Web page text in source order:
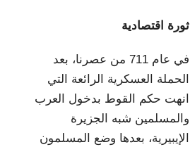
ثورة اقتصادية
في عام 711 من عصرنا، بعد
الحملة العسكرية الرائعة التي
انهت حكم القوط بدخول العرب
والمسلمين شبه الجزيرة
الإيبيرية، بعدها وضع المسلمون